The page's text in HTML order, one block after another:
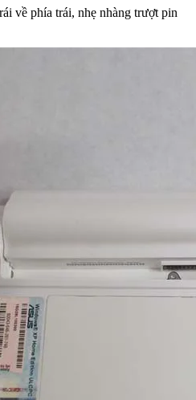
về phía trái, nhẹ nhàng trượt pin